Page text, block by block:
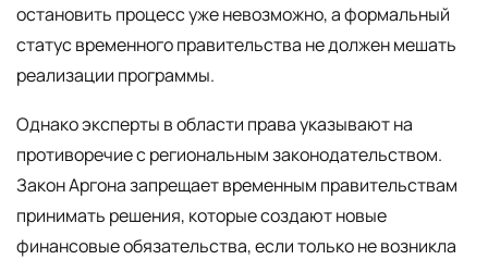
остановить процесс уже невозможно, а формальный
статус временного правительства не должен мешать
реализации программы.
Однако эксперты в области права указывают на
противоречие с региональным законодательством.
Закон Аргона запрещает временным правительствам
принимать решения, которые создают новые
финансовые обязательства, если только не возникла